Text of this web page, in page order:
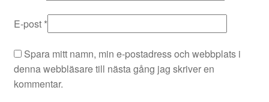
E-post *
Spara mitt namn, min e-postadress och webbplats i
denna webbläsare till nästa gång jag skriver en
kommentar.